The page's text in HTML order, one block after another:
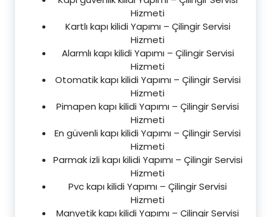
Hizmeti
Kartlı kapı kilidi Yapımı – Çilingir Servisi
Hizmeti
Alarmlı kapı kilidi Yapımı – Çilingir Servisi
Hizmeti
Otomatik kapı kilidi Yapımı – Çilingir Servisi
Hizmeti
Pimapen kapı kilidi Yapımı – Çilingir Servisi
Hizmeti
En güvenli kapı kilidi Yapımı – Çilingir Servisi
Hizmeti
Parmak izli kapı kilidi Yapımı – Çilingir Servisi
Hizmeti
Pvc kapı kilidi Yapımı – Çilingir Servisi
Hizmeti
Manyetik kapı kilidi Yapımı – Çilingir Servisi